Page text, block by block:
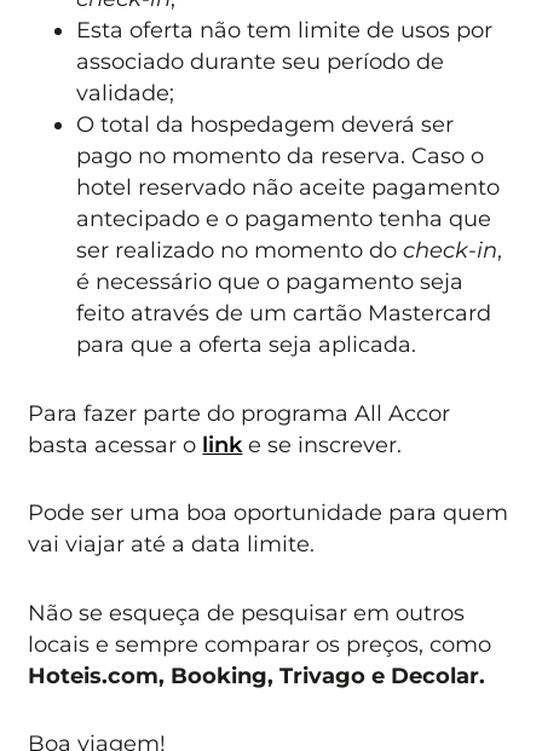
Esta oferta não tem limite de usos por
associado durante seu período de
validade;
O total da hospedagem deverá ser
pago no momento da reserva. Caso o
hotel reservado não aceite pagamento
antecipado e o pagamento tenha que
ser realizado no momento docheck-in,
é necessário que o pagamento seja
feito através de um cartão Mastercard
para que a oferta seja aplicada.
Para fazer parte do programa All Accor
basta acessar o link e se inscrever.
Pode ser uma boa oportunidade para quem
vai viajar até a data limite.
Não se esqueça de pesquisar em outros
locais e sempre comparar os preços, como
Hoteis.com, Booking, Trivago e Decolar.
Boa viagem!